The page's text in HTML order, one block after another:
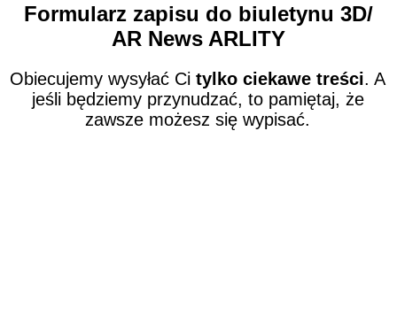
Formularz zapisu do biuletynu 3D/
AR News ARLITY
Obiecujemy wysyłać Citylko ciekawe treści. A
jeśli będziemy przynudzać, to pamiętaj, że
zawsze możesz się wypisać.